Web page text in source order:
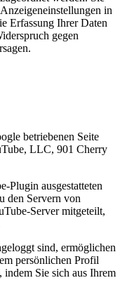
in
Erfassung Ihrer Daten
gegen
betriebenen Seite
LLC, 901 Cherry
Plugin ausgestatteten
den Servern von
Server mitgeteilt,
sind, ermöglichen
persönlichen Profil
Sie sich aus Ihrem